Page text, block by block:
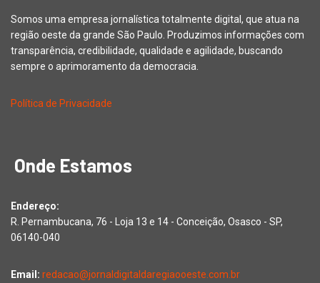
Somos uma empresa jornalística totalmente digital, que atua na
região oeste da grande São Paulo. Produzimos informações com
transparência, credibilidade, qualidade e agilidade, buscando
sempre o aprimoramento da democracia.
Política de Privacidade
Onde Estamos
Endereço:
R. Pernambucana, 76 - Loja 13 e 14 - Conceição, Osasco - SP,
06140-040
Email: redacao@jornaldigitaldaregiaooeste.com.br